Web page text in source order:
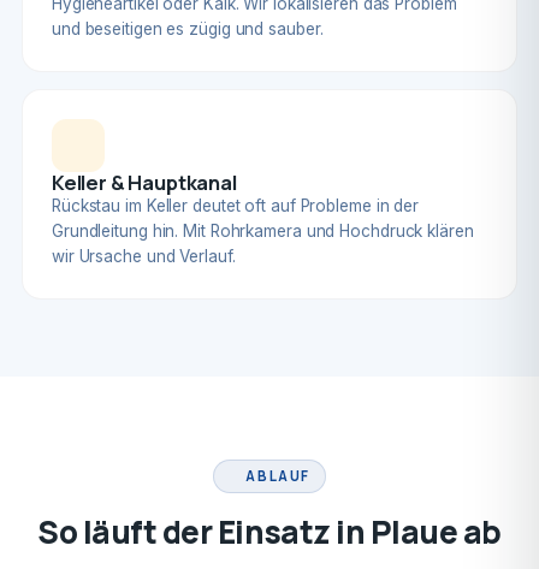
und beseitigen es zügig und sauber.
Keller & Hauptkanal
Rückstau im Keller deutet oft auf Probleme in der
Grundleitung hin. Mit Rohrkamera und Hochdruck klären
wir Ursache und Verlauf.
ABLAUF
So läuft der Einsatz in Plaue ab